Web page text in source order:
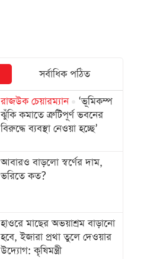
সর্বাধিক পঠিত
রাজউক চেয়ারম্যান
‘ভূমিকম্প
ঝুঁকি কমাতে ত্রুটিপূর্ণ ভবনের
বিরুদ্ধে ব্যবস্থা নেওয়া হচ্ছে’
আবারও বাড়লো স্বর্ণের দাম,
ভরিতে কত?
হাওরে মাছের অভয়াশ্রম বাড়ানো
হবে, ইজারা প্রথা তুলে দেওয়ার
উদ্যোগ: কৃষিমন্ত্রী